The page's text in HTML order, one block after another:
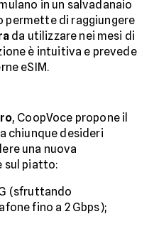
in un salvadanaio
permette di raggiungere
da utilizzare nei mesi di
è intuitiva e prevede
eSIM.
, CoopVoce propone il
chiunque desideri
una nuova
sul piatto:
(sfruttando
fino a 2 Gbps);